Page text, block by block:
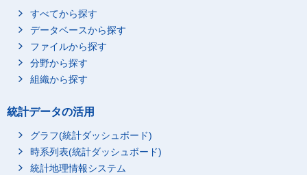
すべてから探す
データベースから探す
ファイルから探す
分野から探す
組織から探す
統計データの活用
グラフ(統計ダッシュボード)
時系列表(統計ダッシュボード)
統計地理情報システム